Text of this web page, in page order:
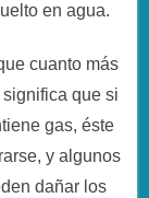
en agua.
cuanto más
que si
gas, éste
y algunos
dañar los